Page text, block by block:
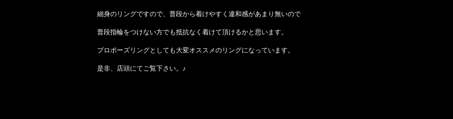
細身のリングですので、普段から着けやすく違和感があまり無いので
普段指輪をつけない方でも抵抗なく着けて頂けるかと思います。
プロポーズリングとしても大変オススメのリングになっています。
是非、店頭にてご覧下さい。♪